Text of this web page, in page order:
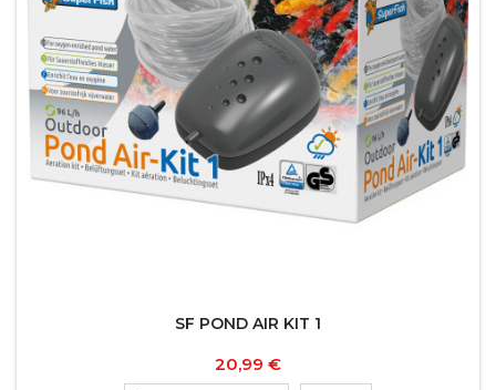
SF POND AIR KIT 1
Prix
20,99 €